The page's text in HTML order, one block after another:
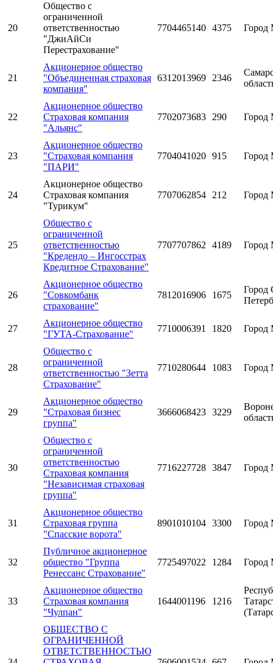
20
Общество с
ограниченной
ответственностью
"ДжиАйСи
Перестрахование"
7704465140 4375 Город
21
Акционерное общество
"Объединенная страховая
компания"
6312013969 2346
22
Акционерное общество
Страховая компания
"Альянс"
7702073683 290 Город
23
Акционерное общество
"Страховая компания
"ПАРИ"
7704041020 915 Город
24
Акционерное общество
Страховая компания
"Турикум"
7707062854 212 Город
25
Общество с
ограниченной
ответственностью
"Кредендо – Ингосстрах
Кредитное Страхование"
7707707862 4189 Город
26
Акционерное общество
"Совкомбанк
страхование"
7812016906 1675
Город
27
Акционерное общество
"ГУТА-Страхование"
7710006391 1820 Город
28
Общество с
ограниченной
ответственностью "Зетта
Страхование"
7710280644 1083 Город
29
Акционерное общество
"Страховая бизнес
группа"
3666068423 3229
30
Общество с
ограниченной
ответственностью
Страховая компания
"Независимая страховая
группа"
7716227728 3847 Город
31
Акционерное общество
Страховая группа
"Спасские ворота"
8901010104 3300 Город
32
Публичное акционерное
общество "Группа
Ренессанс Страхование"
7725497022 1284 Город
33
Акционерное общество
Страховая компания
"Чулпан"
1644001196 1216
ОБЩЕСТВО С
ОГРАНИЧЕННОЙ
ОТВЕТСТВЕННОСТЬЮ